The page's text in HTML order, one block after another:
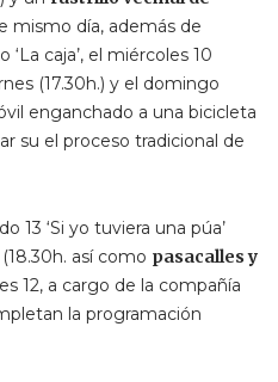
mismo día, además de
‘La caja’, el miércoles 10
(17.30h.) y el domingo
enganchado a una bicicleta
su el proceso tradicional de
13 ‘Si yo tuviera una púa’
(18.30h. así como pasacalles y
12, a cargo de la compañía
la programación